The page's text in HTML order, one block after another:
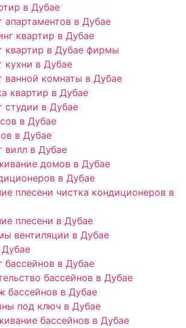
в Дубае
апартаментов в Дубае
квартир в Дубае
квартир в Дубае фирмы
кухни в Дубае
ванной комнаты в Дубае
квартир в Дубае
студии в Дубае
в Дубае
в Дубае
вилл в Дубае
домов в Дубае
в Дубае
плесени чистка кондиционеров в
плесени в Дубае
вентиляции в Дубае
бассейнов в Дубае
бассейнов в Дубае
бассейнов в Дубае
под ключ в Дубае
бассейнов в Дубае